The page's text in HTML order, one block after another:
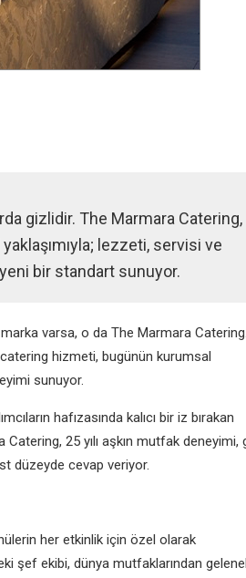
gizlidir. The Marmara Catering,
lezzeti, servisi ve
bir standart sunuyor.
varsa, o da The Marmara
hizmeti, bugünün kurumsal
sunuyor.
hafızasında kalıcı bir iz bırakan
25 yılı aşkın mutfak deneyimi,
düzeyde cevap veriyor.
her etkinlik için özel olarak
şef ekibi, dünya mutfaklarından